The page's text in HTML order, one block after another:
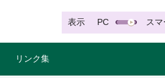
表示 PC ス
リンク集